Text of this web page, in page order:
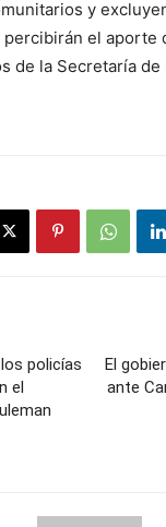
y
el aporte
de la Secretaría
policías
el
El
ante